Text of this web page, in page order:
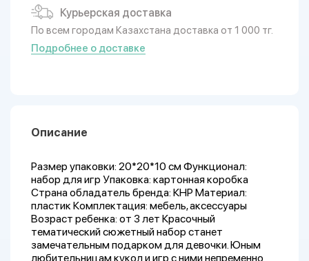
Курьерская доставка
По всем городам Казахстана доставка от 1 000 тг.
Подробнее о доставке
Описание
Размер упаковки: 20*20*10 см Функционал:
набор для игр Упаковка: картонная коробка
Страна обладатель бренда: КНР Материал:
пластик Комплектация: мебель, аксессуары
Возраст ребенка: от 3 лет Красочный
тематический сюжетный набор станет
замечательным подарком для девочки. Юным
любительницам кукол и игр с ними непременно